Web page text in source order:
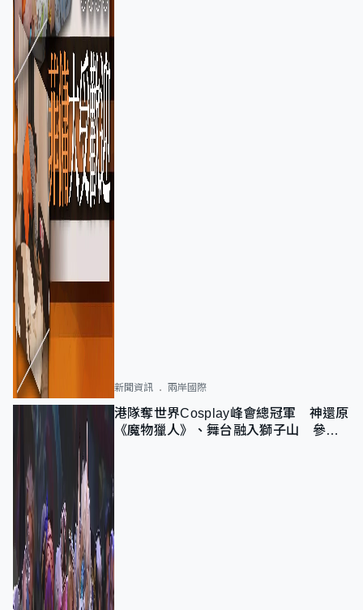
新聞資訊 兩岸國際
港隊奪世界Cosplay峰會總冠軍 神還原
《魔物獵人》、舞台融入獅子山 參賽